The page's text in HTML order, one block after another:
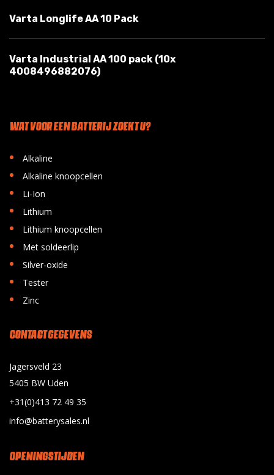
Varta Longlife AA 10 Pack
Varta Industrial AA 100 pack (10x
4008496882076)
WAT VOOR EEN BATTERIJ ZOEKT U?
• Alkaline
• Alkaline knoopcellen
• Li-Ion
• Lithium
• Lithium knoopcellen
• Met soldeerlip
• Silver-oxide
• Tester
• Zinc
CONTACT GEGEVENS
Jagersveld 23
5405 BW Uden
+31(0)413 72 49 35
info@batterysales.nl
OPENINGSTIJDEN